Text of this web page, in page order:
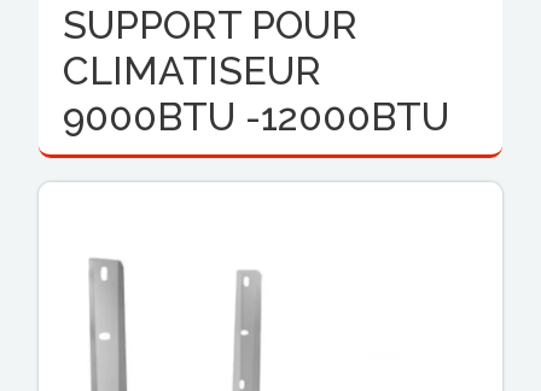
SUPPORT POUR
CLIMATISEUR
9000BTU -12000BTU